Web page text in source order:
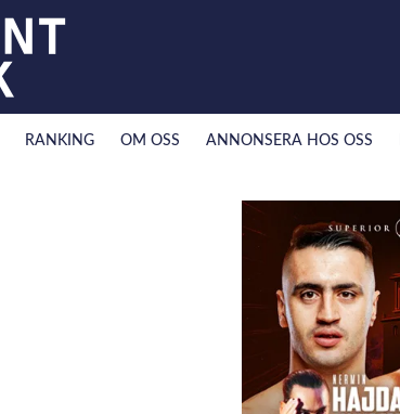
RANKING OM OSS ANNONSERA HOS OSS